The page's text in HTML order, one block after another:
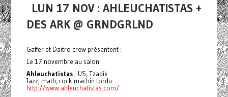
LUN 17 NOV : AHLEUCHATISTAS +
DES ARK @ GRNDGRLND
Gaffer et Daïtro crew présentent :
Le 17 novembre au salon
Ahleuchatistas- US, Tzadik
Jazz, math, rock machin tordu....
http://www.ahleuchatistas.com/